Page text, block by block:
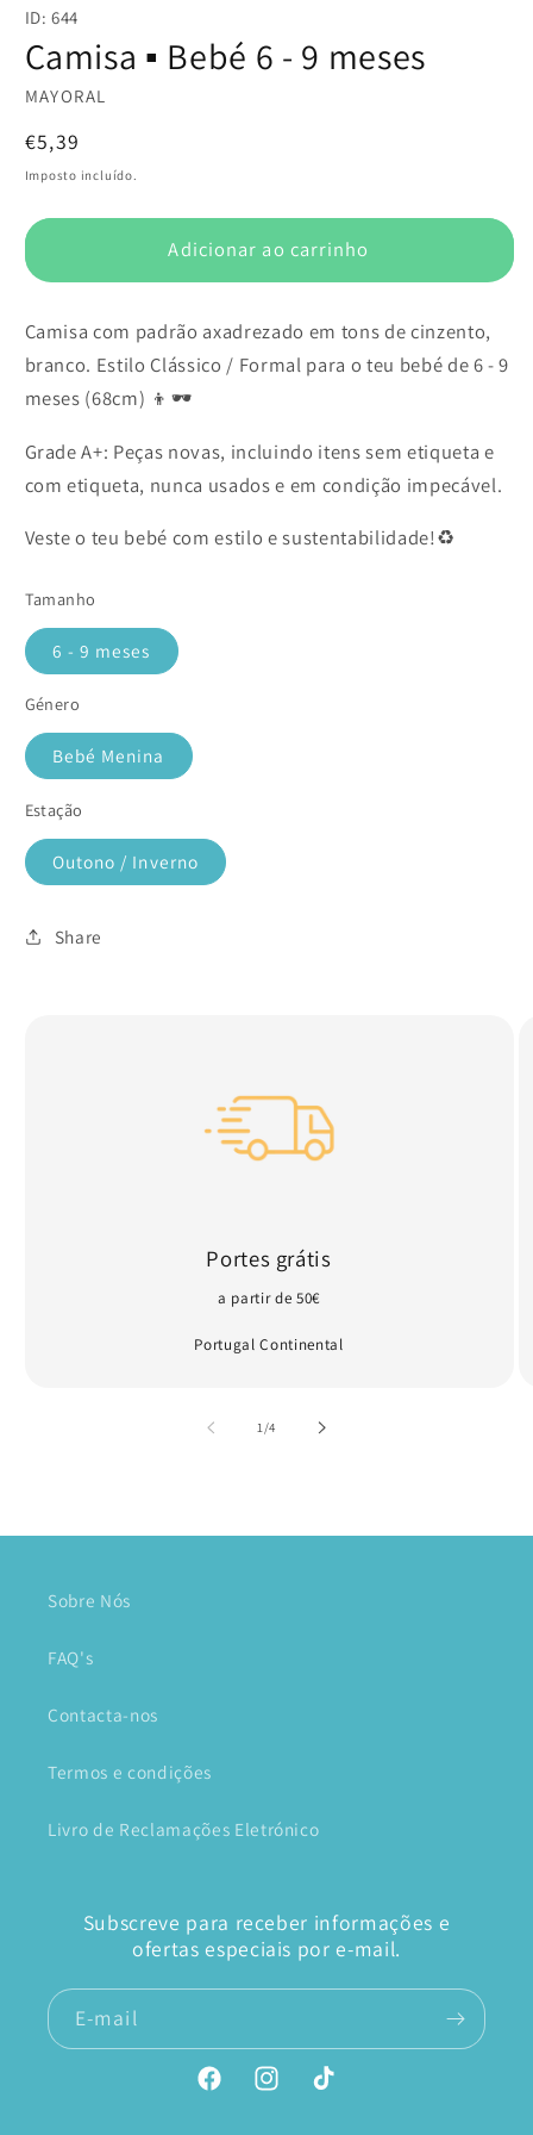
multimédia
em
modal
ID: 644
Camisa ▪️ Bebé 6 - 9 meses
MAYORAL
Preço
normal
€5,39
Imposto incluído.
Adicionar ao carrinho
Camisa com padrão axadrezado em tons de cinzento,
branco. Estilo Clássico / Formal para o teu bebé de 6 - 9
meses (68cm) 👦🕶️
Grade A+: Peças novas, incluindo itens sem etiqueta e
com etiqueta, nunca usados e em condição impecável.
Veste o teu bebé com estilo e sustentabilidade!♻️
Tamanho
6 - 9 meses
Género
Bebé Menina
Estação
Outono / Inverno
Share
Portes grátis
a partir de 50€
Portugal Continental
1/de
4
Sobre Nós
FAQ's
Contacta-nos
Termos e condições
Livro de Reclamações Eletrónico
Subscreve para receber informações e
ofertas especiais por e-mail.
E-mail
FacebookInstagramTikTok